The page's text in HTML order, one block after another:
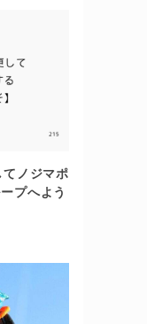
ノジマポ
プへよう